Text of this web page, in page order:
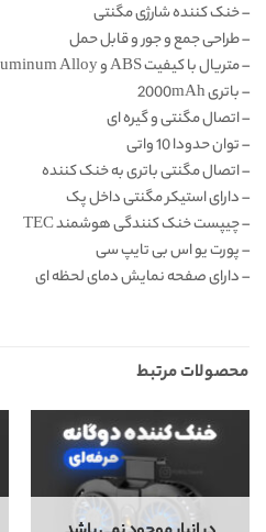
– خنک کننده شارژی مگنتی
– طراحی جمع و جور و قابل حمل
– متریال با کیفیت ABS و Aluminum Alloy
– باتری 2000mAh
– اتصال مگنتی و گیره ای
– توان حدودا 10 واتی
– اتصال مگنتی باتری به خنک کننده
– دارای استیکر مگنتی داخل پک
– چیپست خنک کنندگی هوشمند TEC
– پورت یو اس بی تایپ سی
– دارای صفحه نمایش دمای لحظه ای
محصولات مرتبط